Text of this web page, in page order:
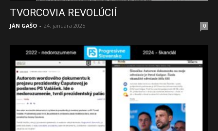
TVORCOVIA REVOLÚCIÍ
JÁN GAŠO - 24. januára 2025 0